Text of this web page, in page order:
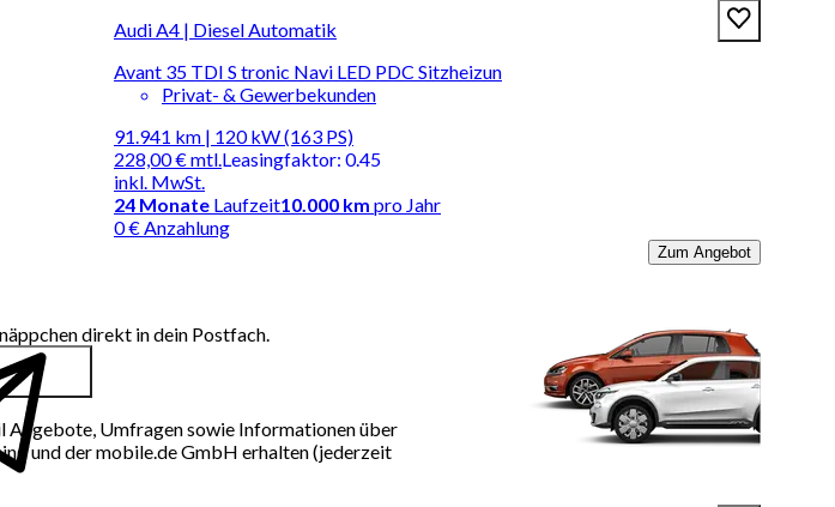
Audi A4 | Diesel Automatik
Avant 35 TDI S tronic Navi LED PDC Sitzheizun
Privat- & Gewerbekunden
91.941 km | 120 kW (163 PS)
228,00 €mtl.
inkl. MwSt.
Leasingfaktor: 0.45
24 Monate Laufzeit10.000 km pro Jahr
0 € Anzahlung
Zum Angebot
direkt in dein Postfach.
Angebote, Umfragen sowie Informationen über
und der mobile.de GmbH erhalten (jederzeit